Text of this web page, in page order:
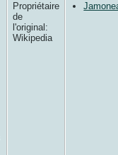
Propriétaire
de
l'original:
Wikipedia